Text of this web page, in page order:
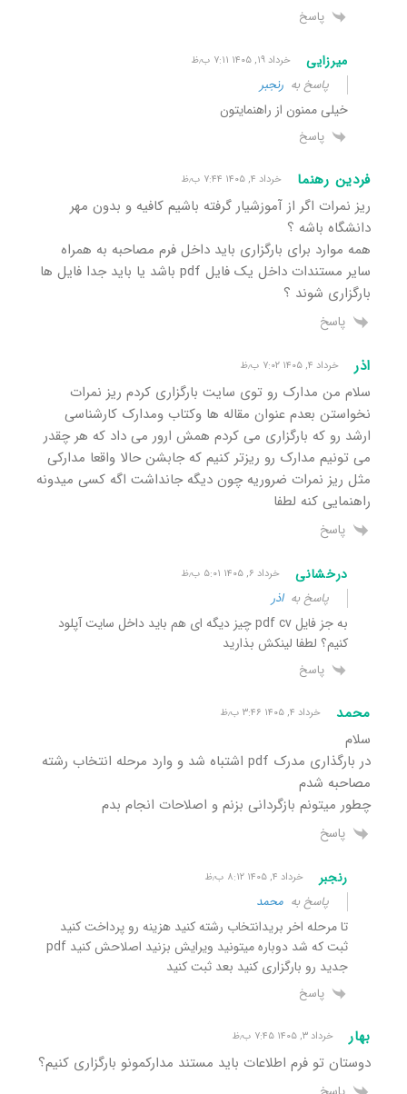
پاسخ
میرزایی خرداد ۱۹, ۱۴۰۵ ۷:۱۱ ب٫ظ
پاسخ به رنجبر
خیلی ممنون از راهنمایتون
پاسخ
فردین رهنما خرداد ۴, ۱۴۰۵ ۷:۴۴ ب٫ظ
ریز نمرات اگر از آموزشیار گرفته باشیم کافیه و بدون مهر
دانشگاه باشه ؟
همه موارد برای بارگزاری باید داخل فرم مصاحبه به همراه
سایر مستندات داخل یک فایل pdf باشد یا باید جدا فایل ها
بارگزاری شوند ؟
پاسخ
اذر خرداد ۴, ۱۴۰۵ ۷:۰۲ ب٫ظ
سلام من مدارک رو توی سایت بارگزاری کردم ریز نمرات
نخواستن بعدم عنوان مقاله ها وکتاب ومدارک کارشناسی
ارشد رو که بارگزاری می کردم همش ارور می داد که هر چقدر
می تونیم مدارک رو ریزتر کنیم که جابشن حالا واقعا مدارکی
مثل ریز نمرات ضروریه چون دیگه جانداشت اگه کسی میدونه
راهنمایی کنه لطفا
پاسخ
درخشانی خرداد ۶, ۱۴۰۵ ۵:۰۱ ب٫ظ
پاسخ بهاذر
به جز فایل pdf cv چیز دیگه ای هم باید داخل سایت آپلود
کنیم؟ لطفا لینکش بذارید
پاسخ
محمد خرداد ۴, ۱۴۰۵ ۳:۴۶ ب٫ظ
سلام
در بارگذاری مدرک pdf اشتباه شد و وارد مرحله انتخاب رشته
مصاحبه شدم
چطور میتونم بازگردانی بزنم و اصلاحات انجام بدم
پاسخ
رنجبر خرداد ۴, ۱۴۰۵ ۸:۱۲ ب٫ظ
پاسخ به محمد
تا مرحله اخر بریدانتخاب رشته کنید هزینه رو پرداخت کنید
ثبت که شد دوباره میتونید ویرایش بزنید اصلاحش کنید pdf
جدید رو بارگزاری کنید بعد ثبت کنید
پاسخ
بهار خرداد ۳, ۱۴۰۵ ۷:۴۵ ب٫ظ
دوستان تو فرم اطلاعات باید مستند مدارکمونو بارگزاری کنیم؟